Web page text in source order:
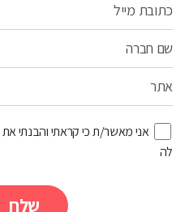
כתובת מייל
שם חברה
אתר
אני מאשר/ת כי קראתי והבנתי את
לה